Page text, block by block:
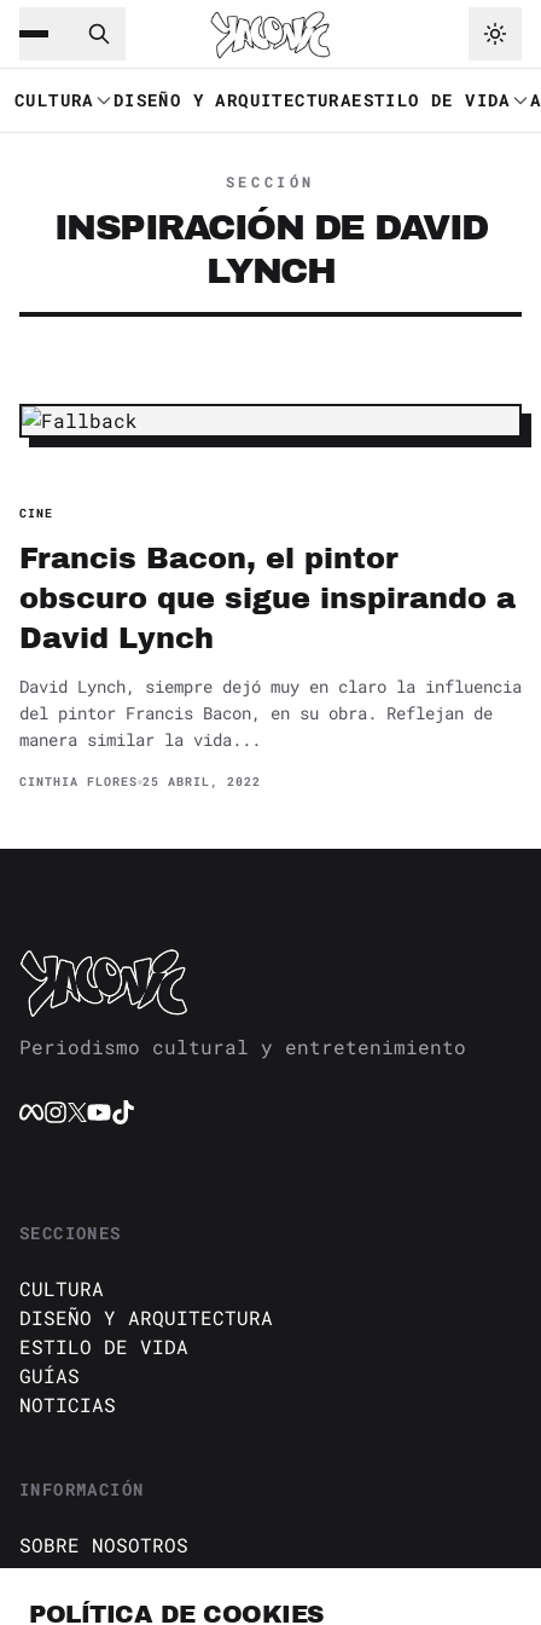
Saltar al contenido principal
CULTURA DISEÑO Y ARQUITECTURAESTILO DE VIDA
SECCIÓN
INSPIRACIÓN DE DAVID
LYNCH
CINE
Francis Bacon, el pintor
obscuro que sigue inspirando a
David Lynch
David Lynch, siempre dejó muy en claro la influencia
del pintor Francis Bacon, en su obra. Reflejan de
manera similar la vida...
CINTHIA FLORES 25 ABRIL, 2022
Periodismo cultural y entretenimiento
SECCIONES
CULTURA
DISEÑO Y ARQUITECTURA
ESTILO DE VIDA
GUÍAS
NOTICIAS
INFORMACIÓN
SOBRE NOSOTROS
CONTACTO
Política de cookies
POLÍTICA DE COOKIES